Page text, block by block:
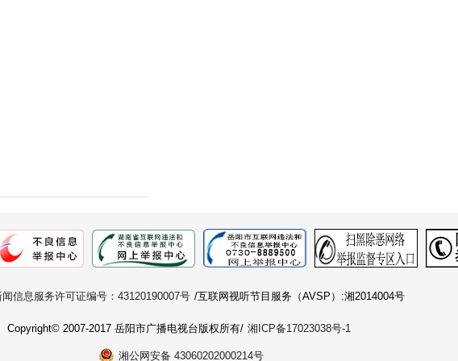
信息服务许可证编号：43120190007号 /互联网视听节目服务（AVSP）:湘2014004号
Copyright© 2007-2017 岳阳市广播电视台版权所有/ 湘ICP备17023038号-1
湘公网安备 43060202000214号